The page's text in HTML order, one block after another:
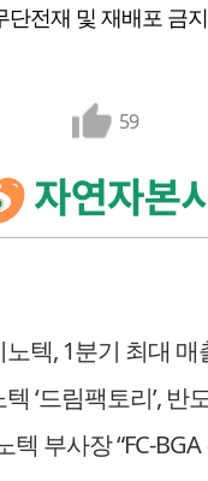
전재 및 재배포 금지
59